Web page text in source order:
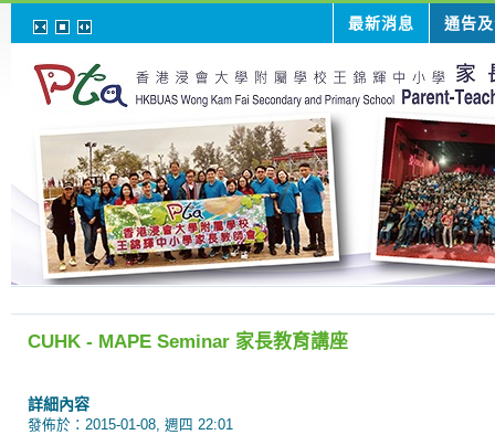
最新消息 通告
CUHK - MAPE Seminar 家長教育講座
詳細內容
發佈於：2015-01-08, 週四 22:01